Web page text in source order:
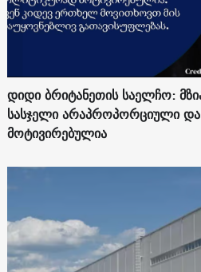
დიდი ბრიტანეთის საელჩო:
სასჯელი არაპროპორციული
მოტივირებულია